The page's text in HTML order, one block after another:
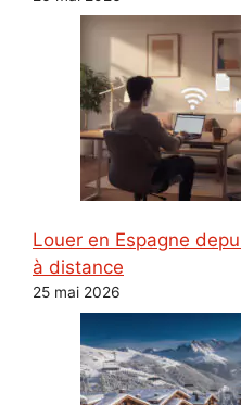
Louer en Espagne depuis la France : démarches
à distance
25 mai 2026